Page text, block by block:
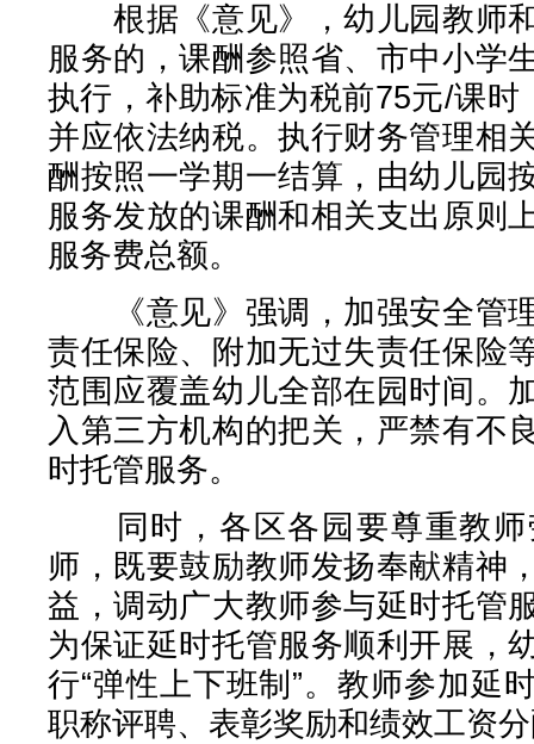
根据《意见》，幼儿园教师
服务的，课酬参照省、市中小学
执行，补助标准为税前75元/课
并应依法纳税。执行财务管理相
酬按照一学期一结算，由幼儿园
服务发放的课酬和相关支出原则
服务费总额。
《意见》强调，加强安全管
责任保险、附加无过失责任保险
范围应覆盖幼儿全部在园时间。
入第三方机构的把关，严禁有不
时托管服务。
同时，各区各园要尊重教师
师，既要鼓励教师发扬奉献精神
益，调动广大教师参与延时托管
为保证延时托管服务顺利开展，
行“弹性上下班制”。教师参加延
职称评聘、表彰奖励和绩效工资